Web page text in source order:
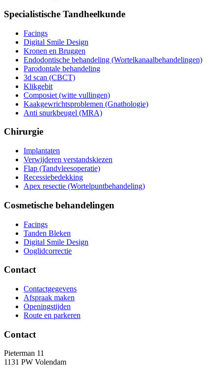
Specialistische Tandheelkunde
Facings
Digital Smile Design
Kronen en Bruggen
Endodontische behandeling (Wortelkanaalbehandelingen)
Parodontale behandeling
3d scan (CBCT)
Klikgebit
Composiet (witte vullingen)
Kaakgewrichtsproblemen (Gnathologie)
Anti snurkbeugel (MRA)
Chirurgie
Implantaten
Verwijderen verstandskiezen
Flap (Tandvleesoperatie)
Recessiebedekking
Apex resectie (Wortelpuntbehandeling)
Cosmetische behandelingen
Facings
Tanden Bleken
Digital Smile Design
Ooglidcorrectie
Contact
Contactgegevens
Afspraak maken
Openingstijden
Route en parkeren
Contact
Pieterman 11
1131 PW Volendam